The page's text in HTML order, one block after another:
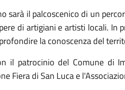
sarà il palcoscenico di un
di artigiani eartisti locali. In
laconoscenzadel
il patrocinio del Comune di
Fieradi San Lucae